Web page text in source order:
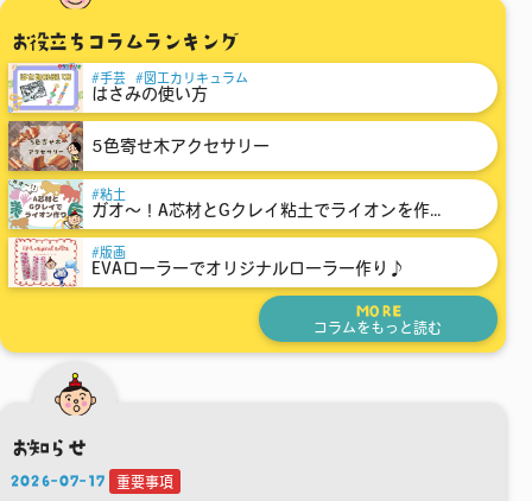
お役立ちコラムランキング
手芸 図工カリキュラム
はさみの使い方
5色寄せ木アクセサリー
粘土
ガオ～！A芯材とGクレイ粘土でライオンを作...
版画
EVAローラーでオリジナルローラー作り♪
MORE
コラムをもっと読む
お知らせ
2026-07-17
重要事項